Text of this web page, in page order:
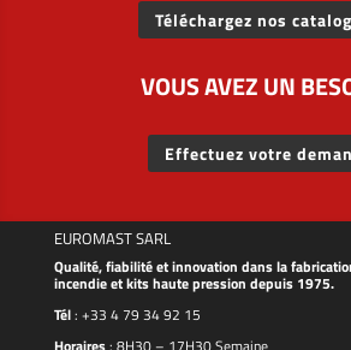
Téléchargez nos
VOUS AVEZ UN
Effectuez votre
EUROMAST SARL
Qualité, fiabilité et innovation dans la
incendie et kits haute pression depuis 1975.
Tél: +33 4 79 34 92 15
Horaires: 8H30 – 17H30 Semaine